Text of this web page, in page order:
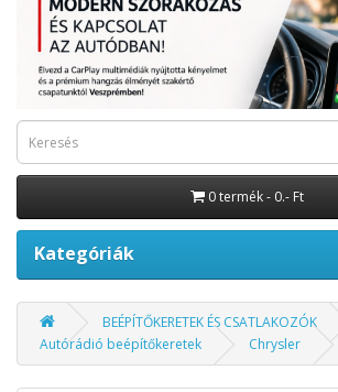
0 termék - 0.- Ft
Kategóriák
BEÉPÍTŐKERETEK ÉS CSATLAKOZÓK
Autórádió beépítőkeretek
Chrysler